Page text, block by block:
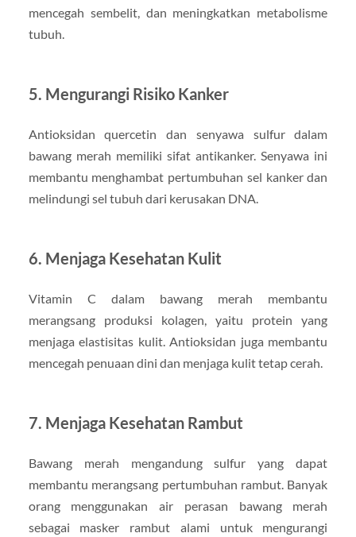
mencegah sembelit, dan meningkatkan metabolisme
tubuh.
5. Mengurangi Risiko Kanker
Antioksidan quercetin dan senyawa sulfur dalam
bawang merah memiliki sifat antikanker. Senyawa ini
membantu menghambat pertumbuhan sel kanker dan
melindungi sel tubuh dari kerusakan DNA.
6. Menjaga Kesehatan Kulit
Vitamin C dalam bawang merah membantu
merangsang produksi kolagen, yaitu protein yang
menjaga elastisitas kulit. Antioksidan juga membantu
mencegah penuaan dini dan menjaga kulit tetap cerah.
7. Menjaga Kesehatan Rambut
Bawang merah mengandung sulfur yang dapat
membantu merangsang pertumbuhan rambut. Banyak
orang menggunakan air perasan bawang merah
sebagai masker rambut alami untuk mengurangi